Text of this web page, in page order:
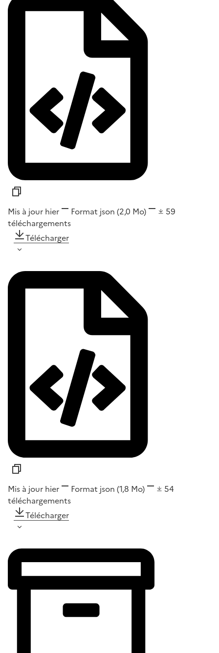
Mis à jour hier Format json (2,0 Mo)
59
téléchargements
Télécharger
Mis à jour hier Format json (1,8 Mo)
54
téléchargements
Télécharger